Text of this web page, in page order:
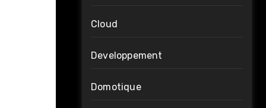
Cloud
Developpement
Domotique